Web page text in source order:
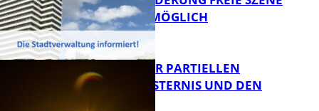
WEITERHIN MÖGLICH
VORTRAG ZUR PARTIELLEN
SONNENFINSTERNIS UND DEN
PERSEIDEN